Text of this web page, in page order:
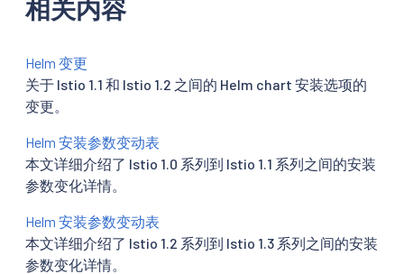
相关内容
Helm 变更
关于 Istio 1.1 和 Istio 1.2 之间的 Helm chart 安装选项的
变更。
Helm 安装参数变动表
本文详细介绍了 Istio 1.0 系列到 Istio 1.1 系列之间的安装
参数变化详情。
Helm 安装参数变动表
本文详细介绍了 Istio 1.2 系列到 Istio 1.3 系列之间的安装
参数变化详情。